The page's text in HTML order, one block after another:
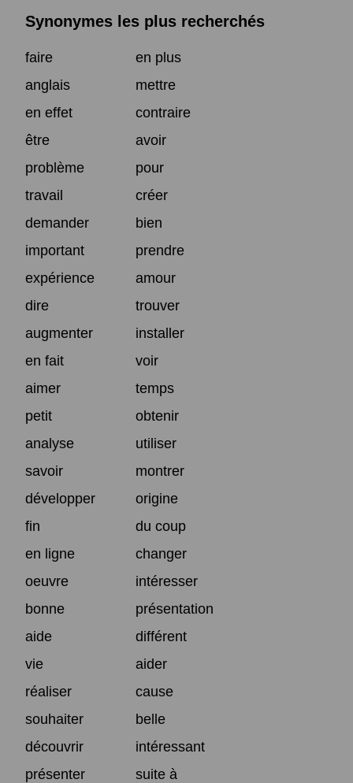
Synonymes les plus recherchés
faire
en plus
anglais
mettre
en effet
contraire
être
avoir
problème
pour
travail
créer
demander
bien
important
prendre
expérience
amour
dire
trouver
augmenter
installer
en fait
voir
aimer
temps
petit
obtenir
analyse
utiliser
savoir
montrer
développer
origine
fin
du coup
en ligne
changer
oeuvre
intéresser
bonne
présentation
aide
différent
vie
aider
réaliser
cause
souhaiter
belle
découvrir
intéressant
présenter
suite à